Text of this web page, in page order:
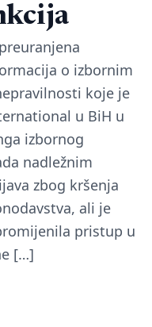
o izbornim
koje je
u BiH u
izbornog
nadležnim
zbog kršenja
ali je
pristup u
[…]